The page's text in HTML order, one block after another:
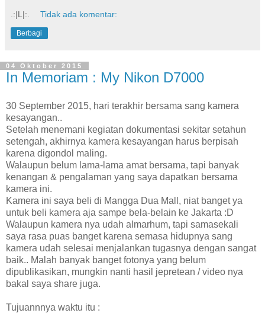
.:|L|:. Tidak ada komentar:
Berbagi
04 Oktober 2015
In Memoriam : My Nikon D7000
30 September 2015, hari terakhir bersama sang kamera
kesayangan..
Setelah menemani kegiatan dokumentasi sekitar setahun
setengah, akhirnya kamera kesayangan harus berpisah
karena digondol maling.
Walaupun belum lama-lama amat bersama, tapi banyak
kenangan & pengalaman yang saya dapatkan bersama
kamera ini.
Kamera ini saya beli di Mangga Dua Mall, niat banget ya
untuk beli kamera aja sampe bela-belain ke Jakarta :D
Walaupun kamera nya udah almarhum, tapi samasekali
saya rasa puas banget karena semasa hidupnya sang
kamera udah selesai menjalankan tugasnya dengan sangat
baik.. Malah banyak banget fotonya yang belum
dipublikasikan, mungkin nanti hasil jepretean / video nya
bakal saya share juga.
Tujuannnya waktu itu :